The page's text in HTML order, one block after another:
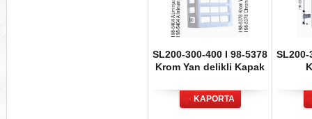
SL200-300-400 I 98-5378
Krom Yan delikli Kapak
KAPORTA
SL200-